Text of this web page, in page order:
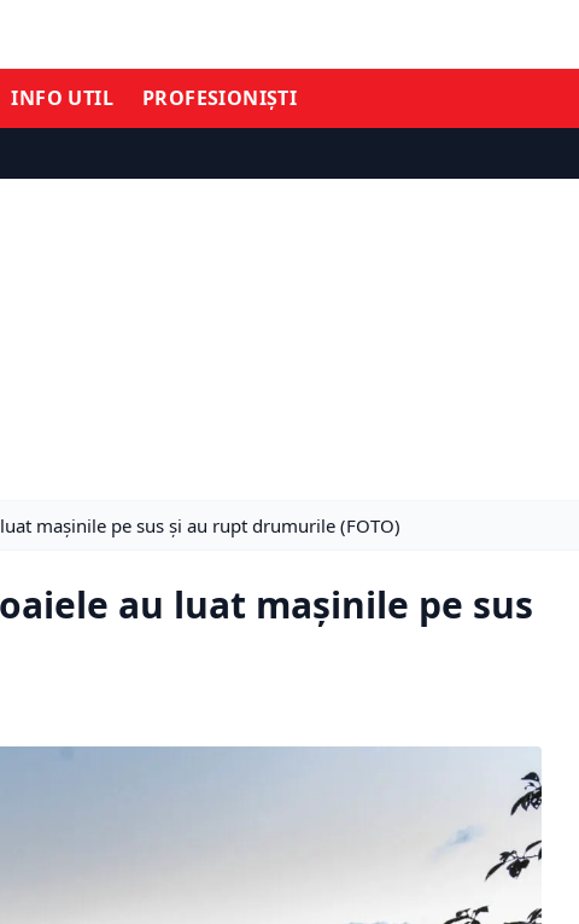
INFO UTIL PROFESIONIȘTI
mașinile pe sus şi au rupt drumurile (FOTO)
au luat mașinile pe sus